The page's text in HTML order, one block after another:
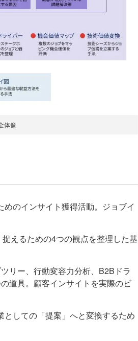
体像
めのインサイト獲得活動。ジョブイ
えるための4つの観点を整理した基
リー、行動変容力分析、B2Bドラ
道具。顧客インサイトを実際のビ
しての「提案」へと変換するため